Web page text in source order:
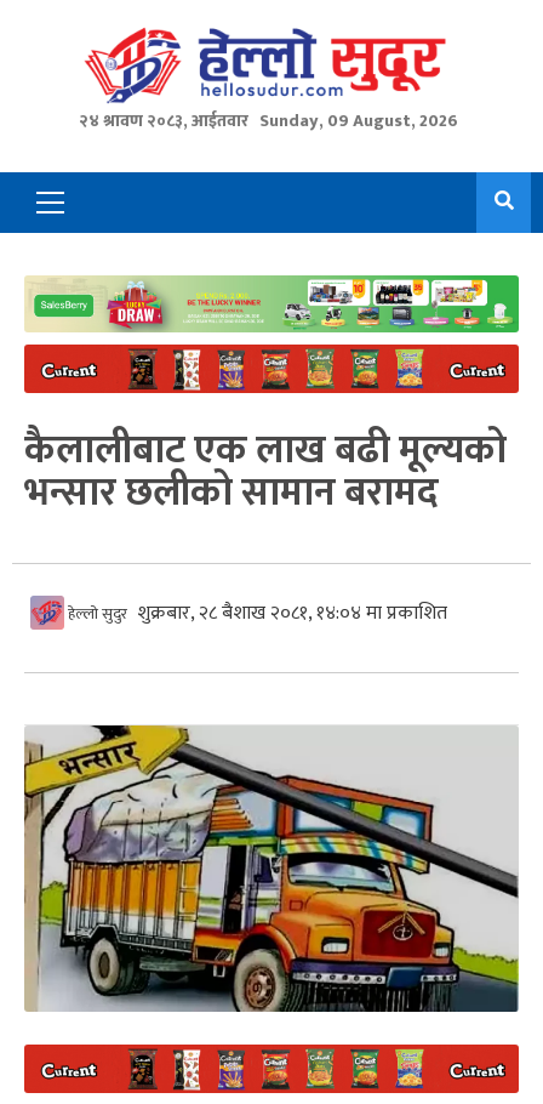
२४ श्रावण २०८३, आईतवार Sunday, 09 August, 2026
Primary
Menu
कैलालीबाट एक लाख बढी मूल्यको
भन्सार छलीको सामान बरामद
हेल्लो सुदुर शुक्रबार, २८ बैशाख २०८१, १४:०४ मा प्रकाशित